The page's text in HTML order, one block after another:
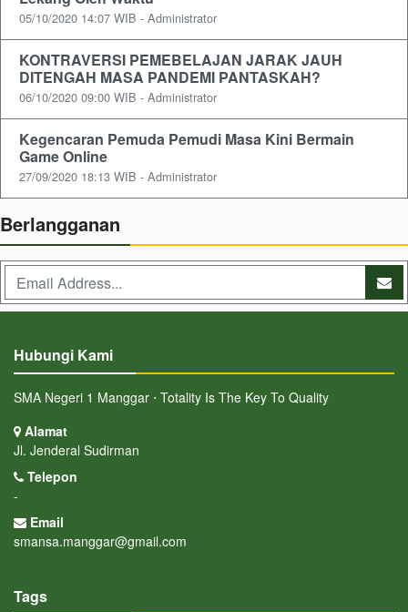
05/10/2020 14:07 WIB - Administrator
KONTRAVERSI PEMEBELAJAN JARAK JAUH
DITENGAH MASA PANDEMI PANTASKAH?
06/10/2020 09:00 WIB - Administrator
Kegencaran Pemuda Pemudi Masa Kini Bermain
Game Online
27/09/2020 18:13 WIB - Administrator
Berlangganan
Hubungi Kami
SMA Negeri 1 Manggar ⋅ Totality Is The Key To Quality
Alamat
Jl. Jenderal Sudirman
Telepon
-
Email
smansa.manggar@gmail.com
Tags